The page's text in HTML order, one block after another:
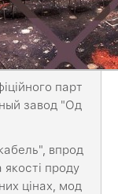
парт
завод "Од
впрод
проду
цінах, мод